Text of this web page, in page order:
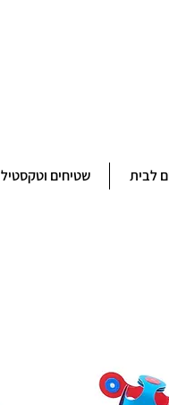
לבית שטיחים וטקסטיל